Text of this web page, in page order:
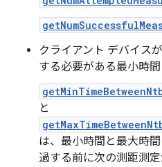
クライアント デバイス
する必要がある最小時
と
は、最小時間と最大時
過する前に次の測距測